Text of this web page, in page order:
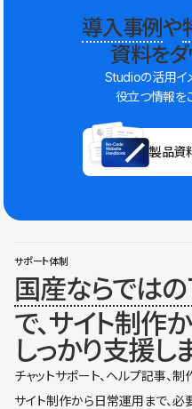
導入事例や
資料をダ
Studioの活用イ
役立つ情報を
製品資
サポート体制
国産ならでは
で、サイト制作
しっかり支援し
チャットサポート、ヘルプ記事、制
サイト制作から日常運用まで、必